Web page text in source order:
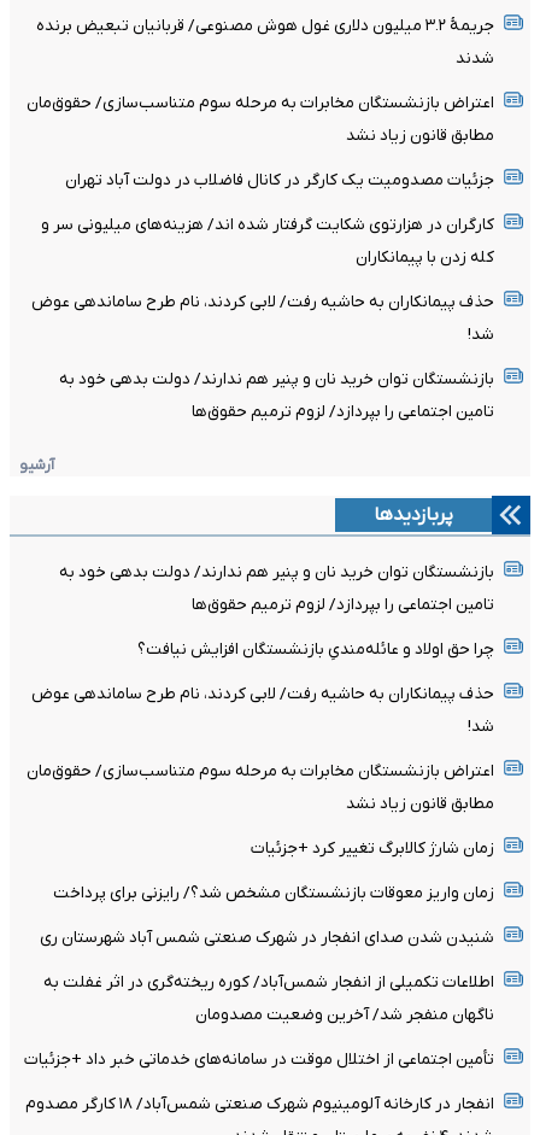
جریمۀ ۳.۲ میلیون دلاری غول هوش مصنوعی/ قربانیان تبعیض برنده
شدند
اعتراض بازنشستگان مخابرات به مرحله سوم متناسب‌سازی/ حقوق‌مان
مطابق قانون زیاد نشد
جزئیات مصدومیت یک کارگر در کانال فاضلاب در دولت آباد تهران
کارگران در هزارتوی شکایت گرفتار شده اند/ هزینه‌های میلیونی سر و
کله زدن با پیمانکاران
حذف پیمانکاران به حاشیه رفت/ لابی کردند، نام طرح ساماندهی عوض
شد!
بازنشستگان توان خرید نان و پنیر هم ندارند/ دولت بدهی خود به
تامین اجتماعی را بپردازد/ لزوم ترمیم حقوق‌ها
آرشیو
پربازدیدها
بازنشستگان توان خرید نان و پنیر هم ندارند/ دولت بدهی خود به
تامین اجتماعی را بپردازد/ لزوم ترمیم حقوق‌ها
چرا حق اولاد و عائله‌مندیِ بازنشستگان افزایش نیافت؟
حذف پیمانکاران به حاشیه رفت/ لابی کردند، نام طرح ساماندهی عوض
شد!
اعتراض بازنشستگان مخابرات به مرحله سوم متناسب‌سازی/ حقوق‌مان
مطابق قانون زیاد نشد
زمان شارژ کالابرگ تغییر کرد +جزئیات
زمان واریز معوقات بازنشستگان مشخص شد؟/ رایزنی برای پرداخت
شنیدن شدن صدای انفجار در شهرک صنعتی شمس آباد شهرستان ری
اطلاعات تکمیلی از انفجار شمس‌آباد/ کوره ریخته‌گری در اثر غفلت به
ناگهان منفجر شد/ آخرین وضعیت مصدومان
تأمین اجتماعی از اختلال موقت در سامانه‌های خدماتی خبر داد +جزئیات
انفجار در کارخانه آلومینیوم شهرک صنعتی شمس‌آباد/ ۱۸ کارگر مصدوم